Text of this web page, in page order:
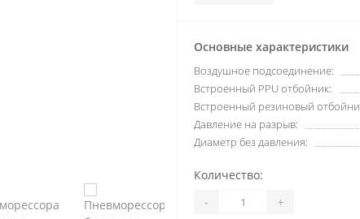
Основные характеристики
Воздушное подсоединение:
Встроенный PPU отбойник:
Встроенный резиновый
Давление на разрыв:
Диаметр без давления:
Количество:
- +